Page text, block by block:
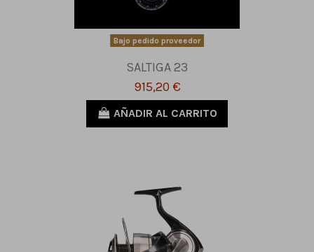
Bajo pedido proveedor
SALTIGA 23
915,20 €
AÑADIR AL CARRITO